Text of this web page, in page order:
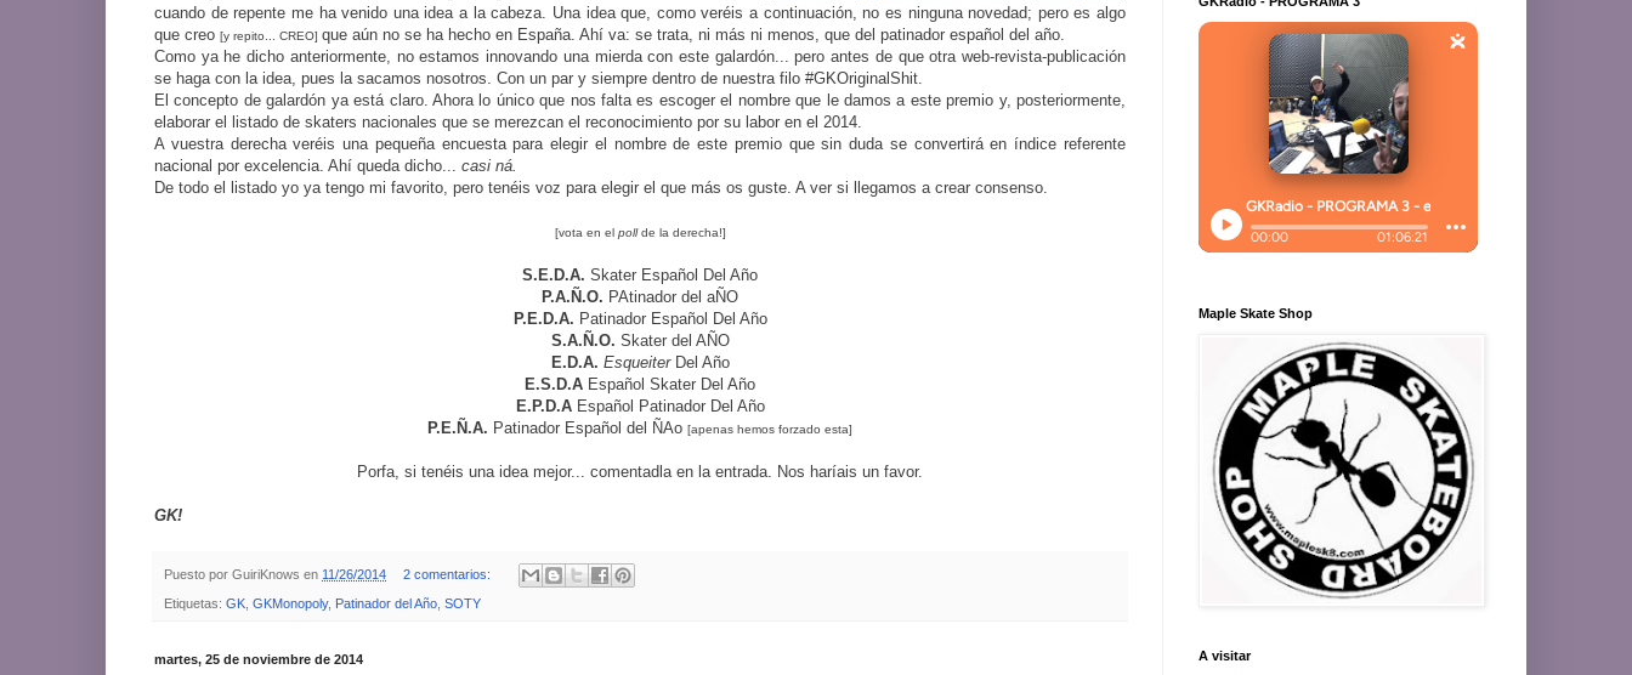
cuando de repente me ha venido una idea a la cabeza. Una idea que, como veréis a continuación, no es ninguna novedad; pero es algo
que creo [y repito... CREO] que aún no se ha hecho en España. Ahí va: se trata, ni más ni menos, que del patinador español del año.
Como ya he dicho anteriormente, no estamos innovando una mierda con este galardón... pero antes de que otra web-revista-publicación
se haga con la idea, pues la sacamos nosotros. Con un par y siempre dentro de nuestra filo #GKOriginalShit.
El concepto de galardón ya está claro. Ahora lo único que nos falta es escoger el nombre que le damos a este premio y, posteriormente,
elaborar el listado de skaters nacionales que se merezcan el reconocimiento por su labor en el 2014.
A vuestra derecha veréis una pequeña encuesta para elegir el nombre de este premio que sin duda se convertirá en índice referente
nacional por excelencia. Ahí queda dicho... casi ná.
De todo el listado yo ya tengo mi favorito, pero tenéis voz para elegir el que más os guste. A ver si llegamos a crear consenso.
[vota en el pollde la derecha!]
S.E.D.A. Skater Español Del Año
P.A.Ñ.O. PAtinador del aÑO
P.E.D.A. Patinador Español Del Año
S.A.Ñ.O. Skater del AÑO
E.D.A. Esqueiter Del Año
E.S.D.A Español Skater Del Año
E.P.D.A Español Patinador Del Año
P.E.Ñ.A. Patinador Español del ÑAo [apenas hemos forzado esta]
Porfa, si tenéis una idea mejor... comentadla en la entrada. Nos haríais un favor.
GK!
Puesto por GuiriKnows en 11/26/2014 2 comentarios:
Etiquetas: GK GKMonopoly, Patinador del Año SOTY
martes, 25 de noviembre de 2014
Maple Skate Shop
A visitar